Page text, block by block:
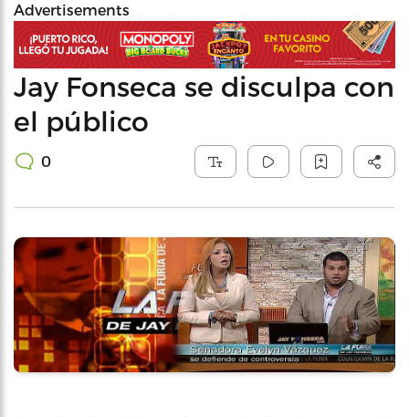
Advertisements
Jay Fonseca se disculpa con
el público
0